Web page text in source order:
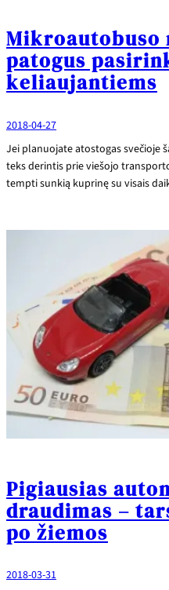
Mikroautobuso
patogus
keliaujantiems
2018-04-27
Jei planuojate atostogas svečioje
teks derintis prie viešojo
tempti sunkią kuprinę su visais
Pigiausias
draudimas –
po žiemos
2018-03-31